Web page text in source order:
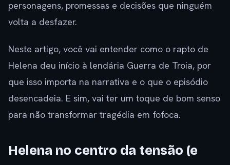
personagens, promessas e decisões que ninguém
volta a desfazer.
Neste artigo, você vai entender como o rapto de
Helena deu início à lendária Guerra de Troia, por
que isso importa na narrativa e o que o episódio
desencadeia. E sim, vai ter um toque de bom senso
para não transformar tragédia em fofoca.
Helena no centro da tensão (e